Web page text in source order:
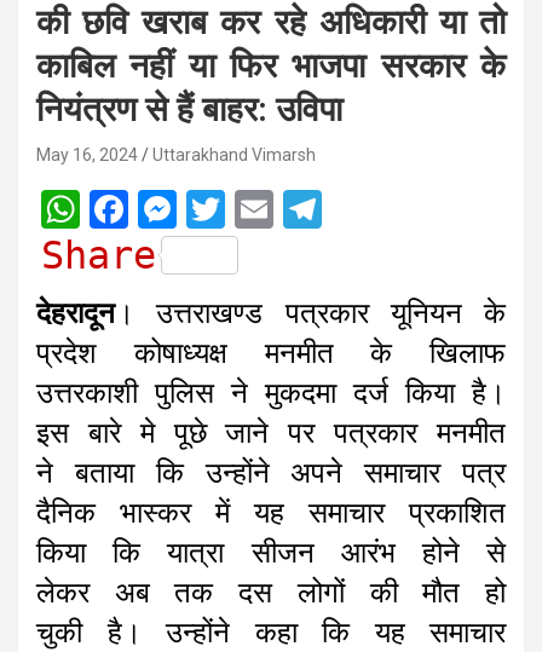
की छवि खराब कर रहे अधिकारी या तो
काबिल नहीं या फिर भाजपा सरकार के
नियंत्रण से हैं बाहर: उविपा
May 16, 2024 Uttarakhand Vimarsh
W
h
t
s
A
p
p
F
a
b
o
o
k
M
e
s
s
e
n
g
e
r
T
w
i
t
t
e
r
E
i
l
e
g
r
a
m
Share
देहरादून। उत्तराखण्ड पत्रकार यूनियन के
प्रदेश कोषाध्यक्ष मनमीत के खिलाफ
उत्तरकाशी पुलिस ने मुकदमा दर्ज किया है।
इस बारे मे पूछे जाने पर पत्रकार मनमीत
ने बताया कि उन्होंने अपने समाचार पत्र
दैनिक भास्कर में यह समाचार प्रकाशित
किया कि यात्रा सीजन आरंभ होने से
लेकर अब तक दस लोगों की मौत हो
चुकी है। उन्होंने कहा कि यह समाचार